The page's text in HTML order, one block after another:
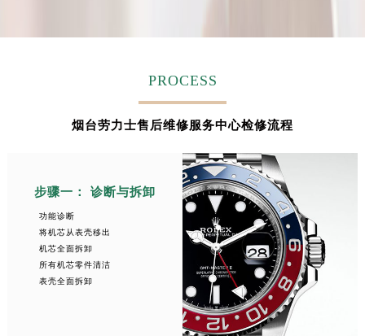
PROCESS
烟台劳力士售后维修服务中心检修流程
步骤一： 诊断与拆卸
功能诊断
将机芯从表壳移出
机芯全面拆卸
所有机芯零件清洁
表壳全面拆卸